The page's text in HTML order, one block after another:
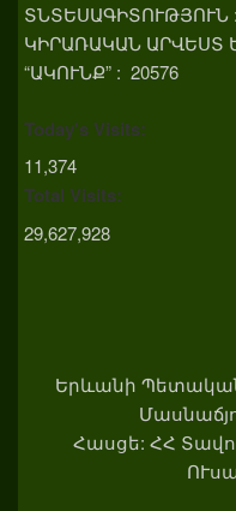
ՏՆՏԵՍԱԳԻՏՈՒԹՅՈՒՆ :
ԿԻՐԱՌԱԿԱՆ ԱՐՎԵՍՏ
“ԱԿՈՒՆՔ” : 20576
Today's Visits:
11,374
Total Visits:
29,627,928
Երևանի
Հասցե: ՀՀ